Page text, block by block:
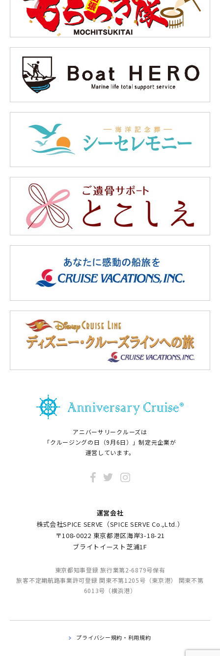
アニバーサリークルーズは
「クルージングの日（9月6日）」制定元企業が
運営しています。
運営会社
株式会社SPICE SERVE（SPICE SERVE Co.,Ltd.）
〒108-0022 東京都港区海岸3-18-21
ブライトイースト芝浦1F
東京都知事登録 旅行業第2-6879号保有
旅客不定期航路事業許可登録 関東不第1205号（東京港） 関東不第
6013号（横浜港）
プライバシー規約・利用規約